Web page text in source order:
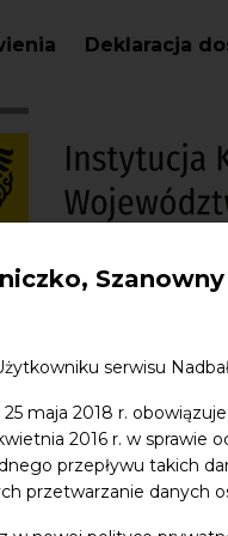
serwisu
maja 2018 r.
2016 r. w
przepływu takich
przetwarzanie danych
Deklaracja
ds.